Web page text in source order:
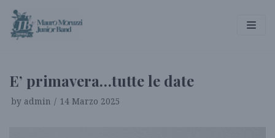
Vai
al
E’ primavera…tutte le date
by admin 14 Marzo 2025